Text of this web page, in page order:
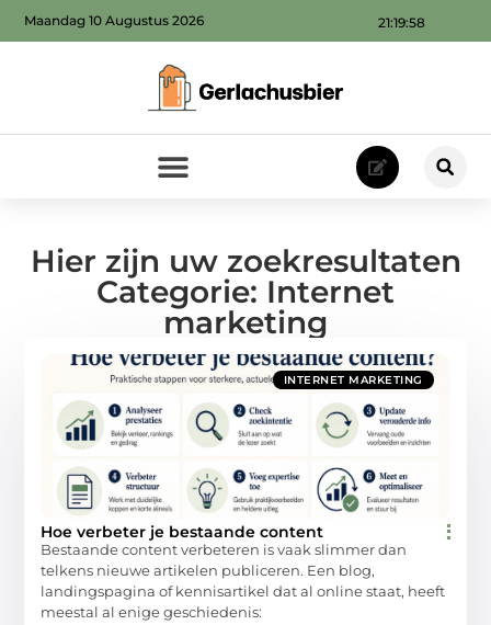
21:19:58
Maandag 10 Augustus 2026
Hier zijn uw zoekresultaten
Categorie: Internet
marketing
INTERNET MARKETING
Hoe verbeter je bestaande content
Bestaande content verbeteren is vaak slimmer dan
telkens nieuwe artikelen publiceren. Een blog,
landingspagina of kennisartikel dat al online staat, heeft
meestal al enige geschiedenis: